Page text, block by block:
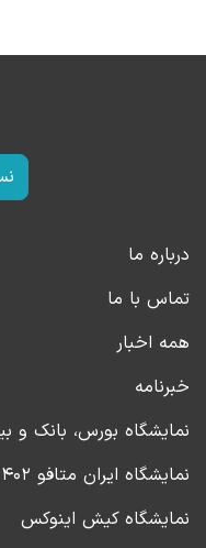
درباره ما
تماس با ما
همه اخبار
خبرنامه
نمایشگاه بورس، بانک و
نمایشگاه ایران متافو ۱۴۰۲
نمایشگاه کیش اینوکس